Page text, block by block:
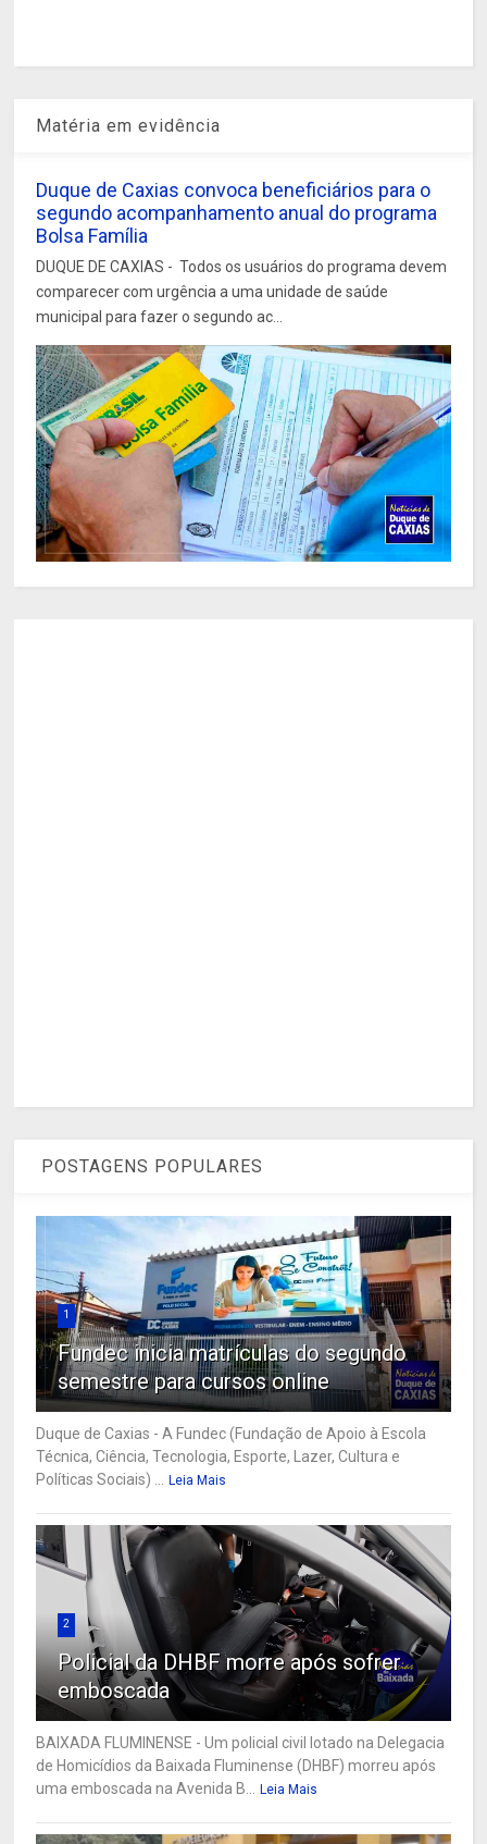
Matéria em evidência
Duque de Caxias convoca beneficiários para o
segundo acompanhamento anual do programa
Bolsa Família
DUQUE DE CAXIAS - Todos os usuários do programa devem
comparecer com urgência a uma unidade de saúde
municipal para fazer o segundo ac...
POSTAGENS POPULARES
1
Fundec inicia matrículas do segundo
semestre para cursos online
Duque de Caxias - A Fundec (Fundação de Apoio à Escola
Técnica, Ciência, Tecnologia, Esporte, Lazer, Cultura e
Políticas Sociais) ... Leia Mais
2
Policial da DHBF morre após sofrer
emboscada
BAIXADA FLUMINENSE - Um policial civil lotado na Delegacia
de Homicídios da Baixada Fluminense (DHBF) morreu após
uma emboscada na Avenida B... Leia Mais